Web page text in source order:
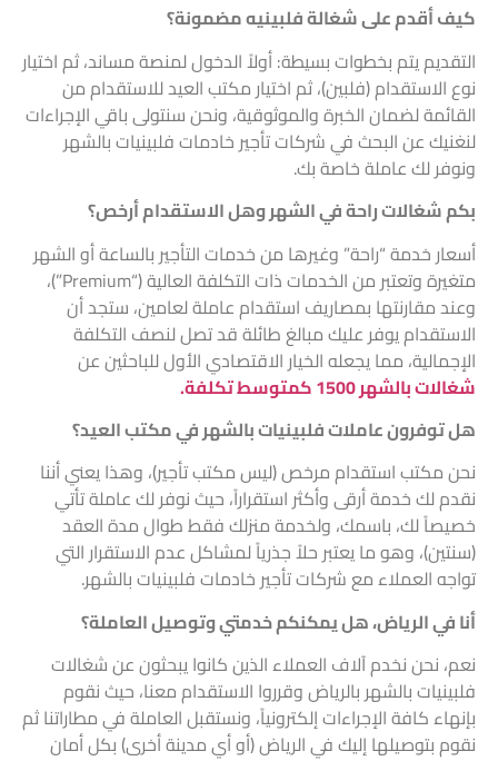
كيف أقدم على شغالة فلبينيه مضمونة؟
التقديم يتم بخطوات بسيطة: أولاً الدخول لمنصة مساند، ثم اختيار
نوع الاستقدام (فلبين)، ثم اختيار مكتب العيد للاستقدام من
القائمة لضمان الخبرة والموثوقية، ونحن سنتولى باقي الإجراءات
لنغنيك عن البحث في شركات تأجير خادمات فلبينيات بالشهر
ونوفر لك عاملة خاصة بك.
بكم شغالات راحة في الشهر وهل الاستقدام أرخص؟
أسعار خدمة “راحة” وغيرها من خدمات التأجير بالساعة أو الشهر
متغيرة وتعتبر من الخدمات ذات التكلفة العالية (“Premium”)،
وعند مقارنتها بمصاريف استقدام عاملة لعامين، ستجد أن
الاستقدام يوفر عليك مبالغ طائلة قد تصل لنصف التكلفة
الإجمالية، مما يجعله الخيار الاقتصادي الأول للباحثين عن
شغالات بالشهر 1500 كمتوسط تكلفة.
هل توفرون عاملات فلبينيات بالشهر في مكتب العيد؟
نحن مكتب استقدام مرخص (ليس مكتب تأجير)، وهذا يعني أننا
نقدم لك خدمة أرقى وأكثر استقراراً، حيث نوفر لك عاملة تأتي
خصيصاً لك، باسمك، ولخدمة منزلك فقط طوال مدة العقد
(سنتين)، وهو ما يعتبر حلاً جذرياً لمشاكل عدم الاستقرار التي
تواجه العملاء مع شركات تأجير خادمات فلبينيات بالشهر.
أنا في الرياض، هل يمكنكم خدمتي وتوصيل العاملة؟
نعم، نحن نخدم آلاف العملاء الذين كانوا يبحثون عن شغالات
فلبينيات بالشهر بالرياض وقرروا الاستقدام معنا، حيث نقوم
بإنهاء كافة الإجراءات إلكترونياً، ونستقبل العاملة في مطاراتنا ثم
نقوم بتوصيلها إليك في الرياض (أو أي مدينة أخرى) بكل أمان